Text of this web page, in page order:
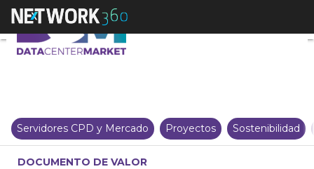
Escenarios de negocio para el
Servidores CPD y Mercado Proyectos Sostenibilidad
DOCUMENTO DE VALOR